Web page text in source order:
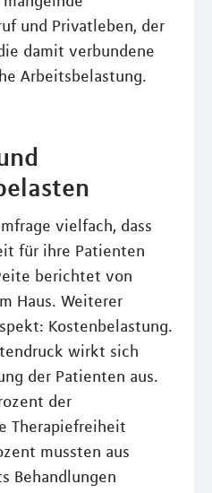
und Privatleben, der
damit verbundene
Arbeitsbelastung.
vielfach, dass
für ihre Patienten
berichtet von
Haus. Weiterer
Kostenbelastung.
wirkt sich
der Patienten aus.
der
Therapiefreiheit
mussten aus
Behandlungen